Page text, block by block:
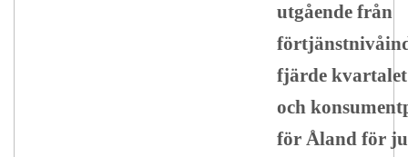
utgående från
fjärde
och
för Åland för